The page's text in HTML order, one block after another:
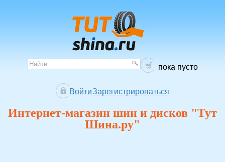
пока пусто
Зарегистрироваться
Войти
Интернет-магазин шин и дисков "Тут
Шина.ру"